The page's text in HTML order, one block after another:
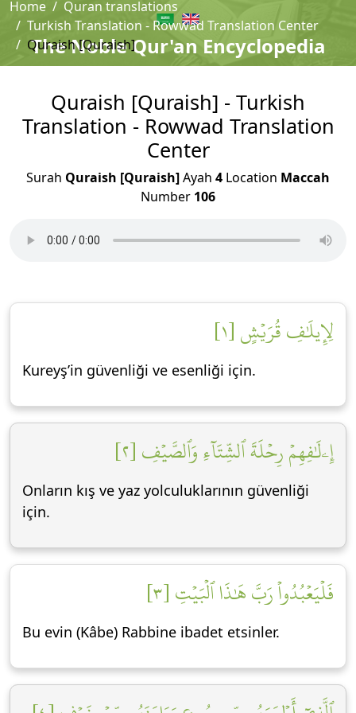
The Noble Qur'an Encyclopedia
Home
Quran translations
Turkish Translation - Rowwad Translation Center
Quraish [Quraish]
Quraish [Quraish] - Turkish
Translation - Rowwad Translation
Center
Surah Quraish [Quraish]Ayah 4 Location Maccah
Number 106
لِإِيلَٰفِ قُرَيۡشٍ [١]
Kureyş’in güvenliği ve esenliği için.
إِۦلَٰفِهِمۡ رِحۡلَةَ ٱلشِّتَآءِ وَٱلصَّيۡفِ [٢]
Onların kış ve yaz yolculuklarının güvenliği
için.
فَلۡيَعۡبُدُواْ رَبَّ هَٰذَا ٱلۡبَيۡتِ [٣]
Bu evin (Kâbe) Rabbine ibadet etsinler.